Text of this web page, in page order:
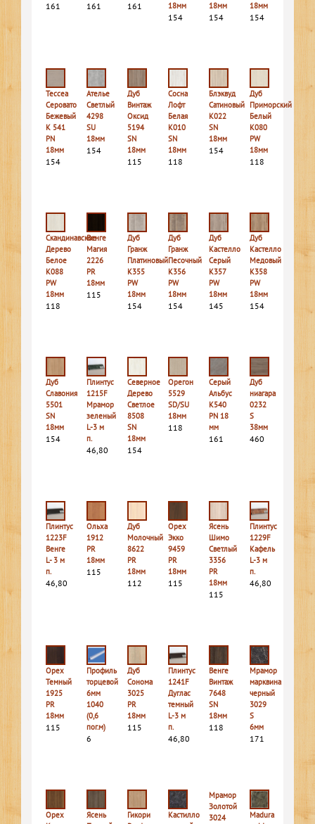
161 161 161
18мм
154
18мм
154
18мм
154
Тессеа
Серовато
Бежевый
K 541
PN
18мм
154
Ателье
Светлый
4298
SU
18мм
154
Дуб
Винтаж
Оксид
5194
SN
18мм
115
Сосна
Лофт
Белая
K010
SN
18мм
118
Блэквуд
Сатиновый
K022
SN
18мм
154
Дуб
Приморский
Белый
K080
PW
18мм
118
Скандинавское
Дерево
Белое
K088
PW
18мм
118
Венге
Магия
2226
PR
18мм
115
Дуб
Гранж
Платиновый
K355
PW
18мм
154
Дуб
Гранж
Песочный
K356
PW
18мм
154
Дуб
Кастелло
Серый
K357
PW
18мм
145
Дуб
Кастелло
Медовый
K358
PW
18мм
154
Дуб
Славония
5501
SN
18мм
154
Плинтус
1215F
Мрамор
зеленый
L-3 м
п.
46,80
Северное
Дерево
Светлое
8508
SN
18мм
154
Орегон
5529
SD/SU
18мм
118
Серый
Альбус
К540
PN 18
мм
161
Дуб
ниагара
0232
S
38мм
460
Плинтус
1223F
Венге
L- 3 м
п.
46,80
Ольха
1912
PR
18мм
115
Дуб
Молочный
8622
PR
18мм
112
Орех
Экко
9459
PR
18мм
115
Ясень
Шимо
Светлый
3356
PR
18мм
115
Плинтус
1229F
Кафель
L-3 м
п.
46,80
Орех
Темный
1925
PR
18мм
115
Профиль
торцевой
6мм
1040
(0,6
пог.м)
6
Дуб
Сонома
3025
PR
18мм
115
Плинтус
1241F
Дуглас
темный
L-3 м
п.
46,80
Венге
Винтаж
7648
SN
18мм
118
Мрамор
марквина
черный
3029
S
6мм
171
Орех
Ясень
Гикори
Кастилло
Мрамор
Золотой
3024
Madura